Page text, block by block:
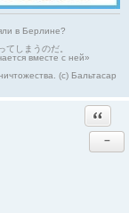
в Берлине?
しまうのだ。
вместе с ней»
(с) Бальтасар
−